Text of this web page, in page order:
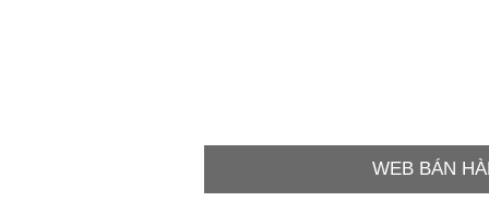
WEB BÁN